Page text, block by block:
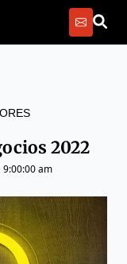
2022
9:00:00 am